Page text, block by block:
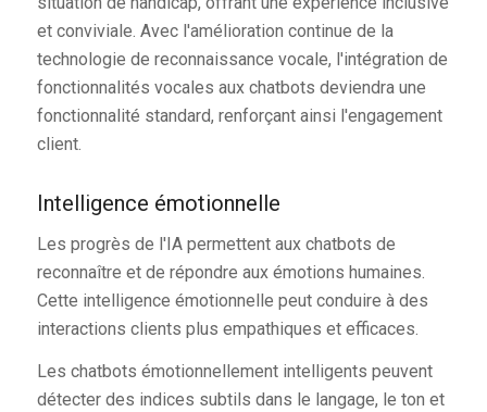
et conviviale. Avec l'amélioration continue de la
technologie de reconnaissance vocale, l'intégration de
fonctionnalités vocales aux chatbots deviendra une
fonctionnalité standard, renforçant ainsi l'engagement
client.
Intelligence émotionnelle
Les progrès de l'IA permettent aux chatbots de
reconnaître et de répondre aux émotions humaines.
Cette intelligence émotionnelle peut conduire à des
interactions clients plus empathiques et efficaces.
Les chatbots émotionnellement intelligents peuvent
détecter des indices subtils dans le langage, le ton et